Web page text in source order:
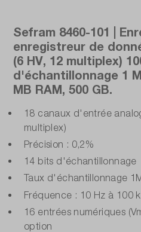
Sefram 8460-101 |
enregistreur de
(6 HV, 12 multiplex)
d'échantillonnage 1
MB RAM, 500 GB.
18 canaux d'entrée
multiplex)
Précision : 0,2%
14 bits d'échantillonnage
Taux d'échantillonnage
Fréquence : 10 Hz à 100
16 entrées numériques
option